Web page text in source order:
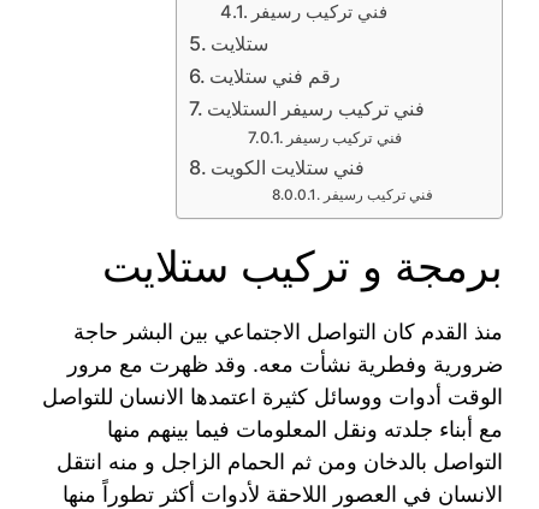
فني تركيب رسيفر
ستلايت
رقم فني ستلايت
فني تركيب رسيفر الستلايت
فني تركيب رسيفر
فني ستلايت الكويت
فني تركيب رسيفر
برمجة و تركيب ستلايت
منذ القدم كان التواصل الاجتماعي بين البشر حاجة
ضرورية وفطرية نشأت معه. وقد ظهرت مع مرور
الوقت أدوات ووسائل كثيرة اعتمدها الانسان للتواصل
مع أبناء جلدته ونقل المعلومات فيما بينهم منها
التواصل بالدخان ومن ثم الحمام الزاجل و منه انتقل
الانسان في العصور اللاحقة لأدوات أكثر تطوراً منها